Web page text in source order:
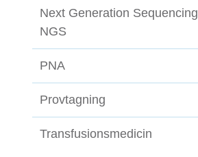
Next Generation Sequencing
NGS
PNA
Provtagning
Transfusionsmedicin